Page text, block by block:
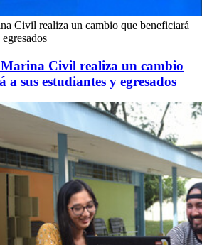
Civil realiza un cambio que beneficiará
Civil realiza un cambio
a sus estudiantes y egresados